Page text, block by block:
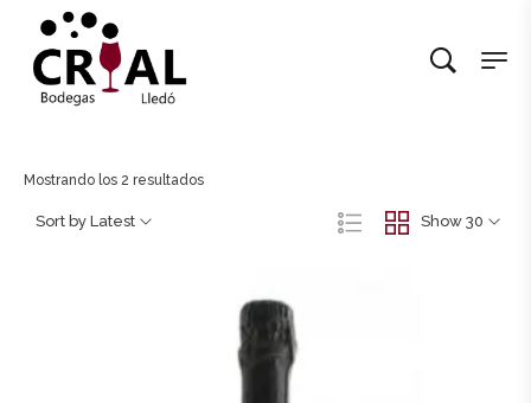
Mostrando los 2 resultados
Show 30
Sort by Latest